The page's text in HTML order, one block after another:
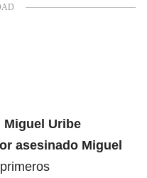
Miguel Uribe
asesinado Miguel